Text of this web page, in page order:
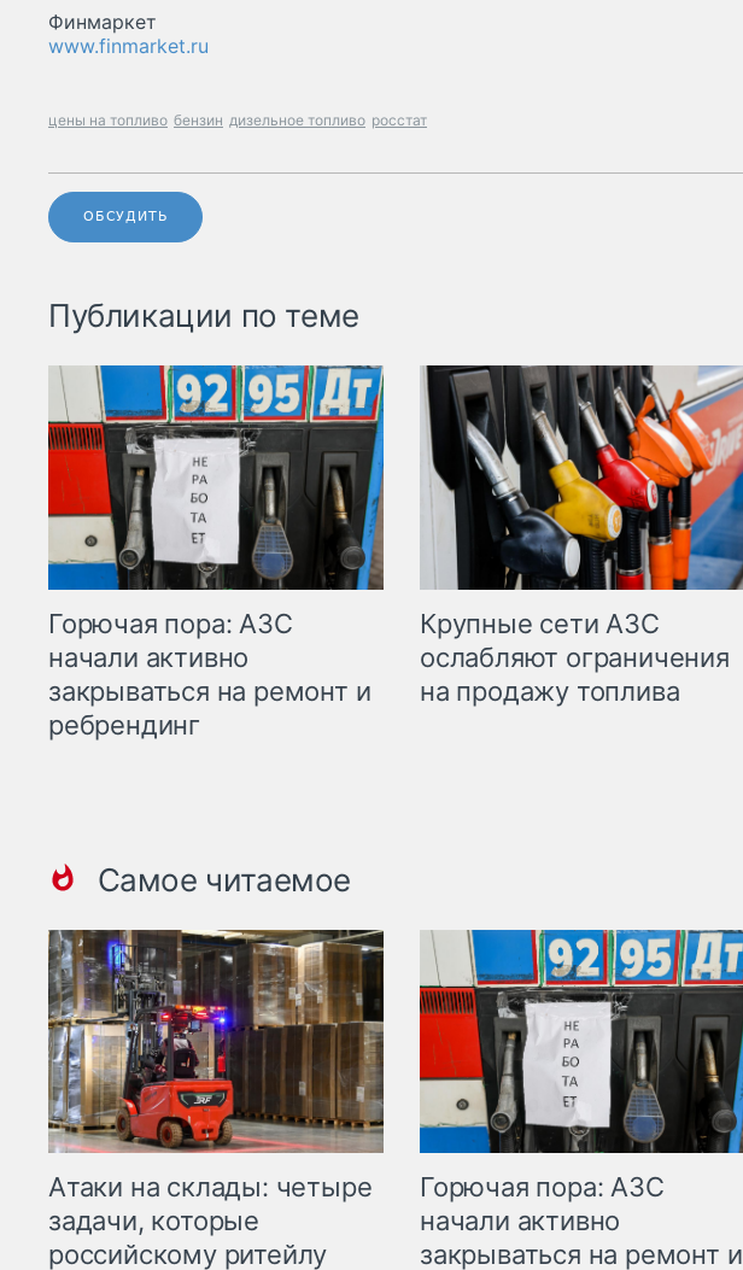
Финмаркет
www.finmarket.ru
цены на топливо бензин дизельное топливо росстат
ОБСУДИТЬ
Публикации по теме
Горючая пора: АЗС
начали активно
закрываться на ремонт и
ребрендинг
Крупные сети АЗС
ослабляют ограничения
на продажу топлива
Самое читаемое
Атаки на склады: четыре
задачи, которые
российскому ритейлу
Горючая пора: АЗС
начали активно
закрываться на ремонт и